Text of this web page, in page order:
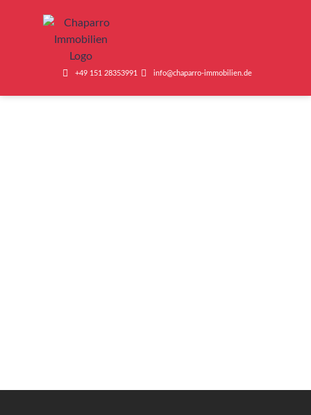
+49 151 28353991 info@chaparro-immobilien.de